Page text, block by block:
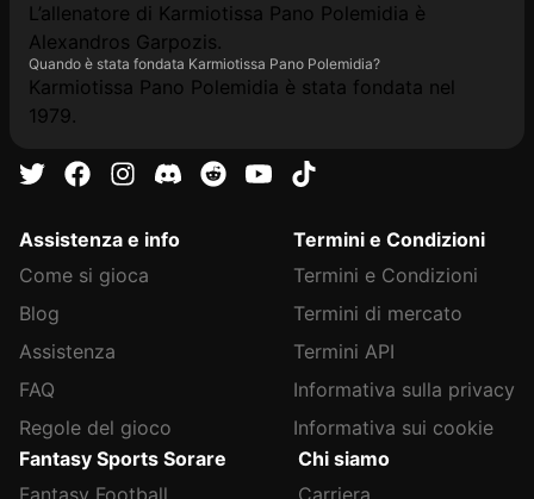
L’allenatore di Karmiotissa Pano Polemidia è
Alexandros Garpozis.
Quando è stata fondata Karmiotissa Pano Polemidia?
Karmiotissa Pano Polemidia è stata fondata nel
1979.
Assistenza e info
Come si gioca
Blog
Assistenza
FAQ
Regole del gioco
Termini e Condizioni
Termini e Condizioni
Termini di mercato
Termini API
Informativa sulla privacy
Informativa sui cookie
Fantasy Sports Sorare
Fantasy Football
Chi siamo
Carriera